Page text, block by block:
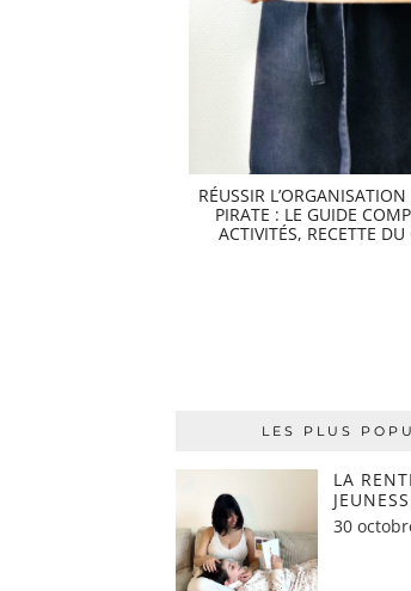
RÉUSSIR
PIRATE : LE GUIDE
ACTIVITÉS, RECETTE
LES PLUS
LA
30